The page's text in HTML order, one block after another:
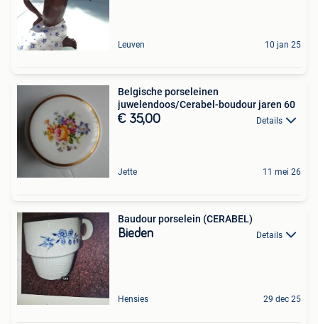
Leuven 10 jan 25
Belgische porseleinen
juwelendoos/Cerabel-boudour jaren 60
€ 35,00 Details
Jette 11 mei 26
Baudour porselein (CERABEL)
Bieden Details
Hensies 29 dec 25